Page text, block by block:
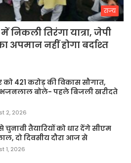
राज्य
निकली तिरंगा यात्रा, जेपी
अपमान नहीं होगा बर्दाश्त
को 421 करोड़ की विकास सौगात,
बोले- पहले बिजली खरीदते
2, 2026
चुनावी तैयारियों को धार देंगे सीएम
दो दिवसीय दौरा आज से
1, 2026